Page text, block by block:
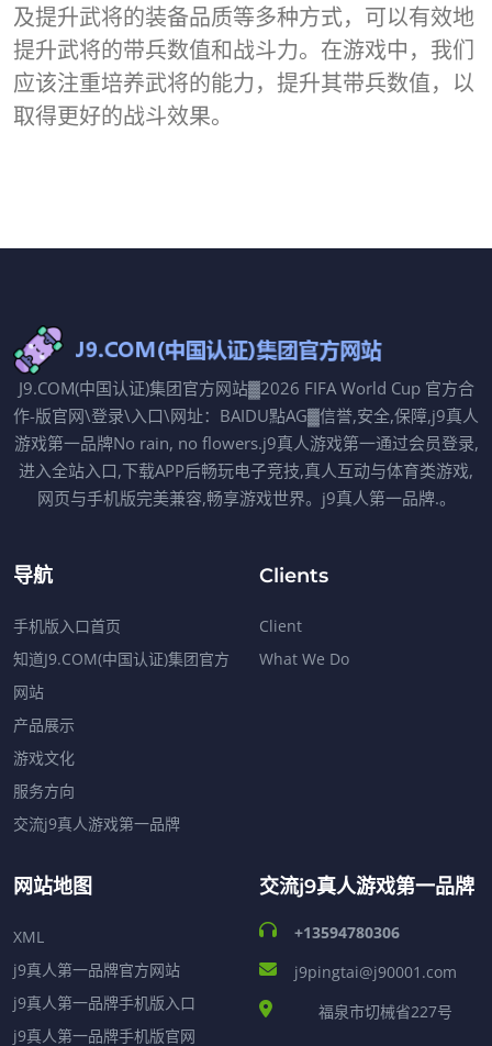
及提升武将的装备品质等多种方式，可以有效地
提升武将的带兵数值和战斗力。在游戏中，我们
应该注重培养武将的能力，提升其带兵数值，以
取得更好的战斗效果。
J9.COM(中国认证)集团官方网站▓2026 FIFA World Cup 官方合
作-版官网\登录\入口\网址：BAIDU點AG▓信誉,安全,保障,j9真人
游戏第一品牌No rain, no flowers.j9真人游戏第一通过会员登录,
进入全站入口,下载APP后畅玩电子竞技,真人互动与体育类游戏,
网页与手机版完美兼容,畅享游戏世界。j9真人第一品牌.。
导航
手机版入口首页
知道J9.COM(中国认证)集团官方
网站
产品展示
游戏文化
服务方向
交流j9真人游戏第一品牌
Clients
Client
What We Do
网站地图
XML
j9真人第一品牌官方网站
j9真人第一品牌手机版入口
j9真人第一品牌手机版官网
交流j9真人游戏第一品牌
+13594780306
j9pingtai@j90001.com
福泉市切械省227号